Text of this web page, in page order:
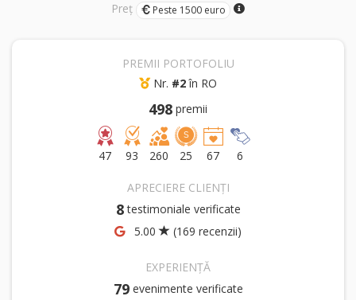
Preț Peste 1500 euro
PREMII PORTOFOLIU
Nr. #2în RO
498 premii
47 93 260 25 67 6
APRECIERE CLIENȚI
8 testimoniale verificate
5.00
(169 recenzii)
EXPERIENȚĂ
79 evenimente verificate